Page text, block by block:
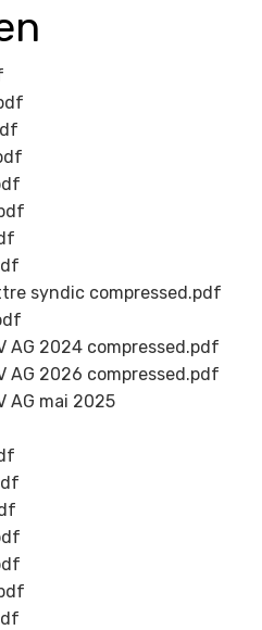
syndic compressed.pdf
AG 2024 compressed.pdf
AG 2026 compressed.pdf
AG mai 2025